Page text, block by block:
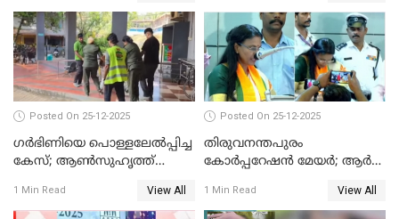
Posted On 25-12-2025
ഗര്‍ഭിണിയെ പൊള്ളലേല്‍പ്പിച്ച
കേസ്; ആണ്‍സുഹൃത്ത്
1 Min Read View All
Posted On 25-12-2025
തിരുവനന്തപുരം
കോര്‍പ്പറേഷന്‍ മേയർ; ആര്‍
1 Min Read View All